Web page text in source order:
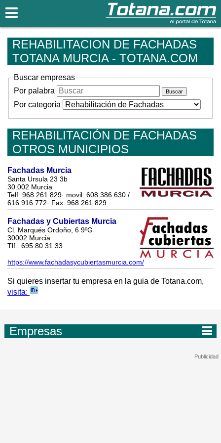
REHABILITACION DE FACHADAS
TOTANA MURCIA - TOTANA.COM
Buscar empresas
Por palabra
Por categoría
REHABILITACIÓN DE FACHADAS
OTROS MUNICIPIOS
Fachadas Murcia
Santa Ursula 23 3b
30.002 Murcia
Telf: 968 261 829· movil: 608 386 630 /
616 916 772· Fax: 968 261 829
Fachadas y Cubiertas Murcia
Cl. Marqués Ordoño, 6 9ºG
30002 Murcia
Tlf.: 695 80 31 33
https://www.fachadasycubiertasmurcia.com/
Si quieres insertar tu empresa en la guia de Totana.com,
visita:
Empresas